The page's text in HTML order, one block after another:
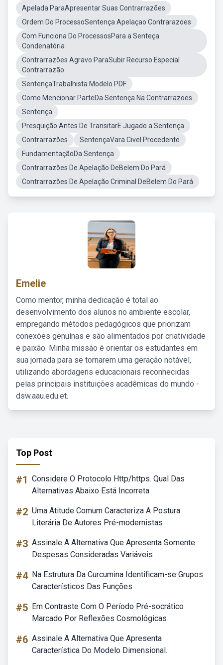
Apelada ParaApresentar Suas Contrarrazões
Ordem Do ProcessoSentença Apelaçao Contrarazoes
Com Funciona Do ProcessosPara a Senteça
Condenatória
Contrarrazões Agravo ParaSubir Recurso Especial
Contrarrazão
SentençaTrabalhista Modelo PDF
Como Mencionar ParteDa Sentença Na Contrarrazoes
Sentença
Presquição Antes De TransitarE Jugado a Sentença
Contrarrazões
SentençaVara Civel Procedente
FundamentaçãoDa Sentença
Contrarrazões De Apelação DeBelem Do Pará
Contrarrazões De Apelação Criminal DeBelem Do Pará
Emelie
Como mentor, minha dedicação é total ao
desenvolvimento dos alunos no ambiente escolar,
empregando métodos pedagógicos que priorizam
conexões genuínas e são alimentados por criatividade
e paixão. Minha missão é orientar os estudantes em
sua jornada para se tornarem uma geração notável,
utilizando abordagens educacionais reconhecidas
pelas principais instituições acadêmicas do mundo -
dsw.aau.edu.et.
Top Post
#1 Considere O Protocolo Http/https. Qual Das
Alternativas Abaixo Está Incorreta
#2 Uma Atitude Comum Caracteriza A Postura
Literária De Autores Pré-modernistas
#3 Assinale A Alternativa Que Apresenta Somente
Despesas Consideradas Variáveis
#4 Na Estrutura Da Curcumina Identificam-se Grupos
Característicos Das Funções
#5 Em Contraste Com O Período Pré-socrático
Marcado Por Reflexões Cosmológicas
#6 Assinale A Alternativa Que Apresenta
Característica Do Modelo Dimensional.